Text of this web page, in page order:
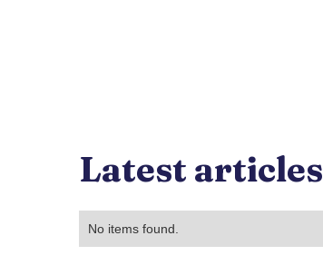
Latest articles
No items found.